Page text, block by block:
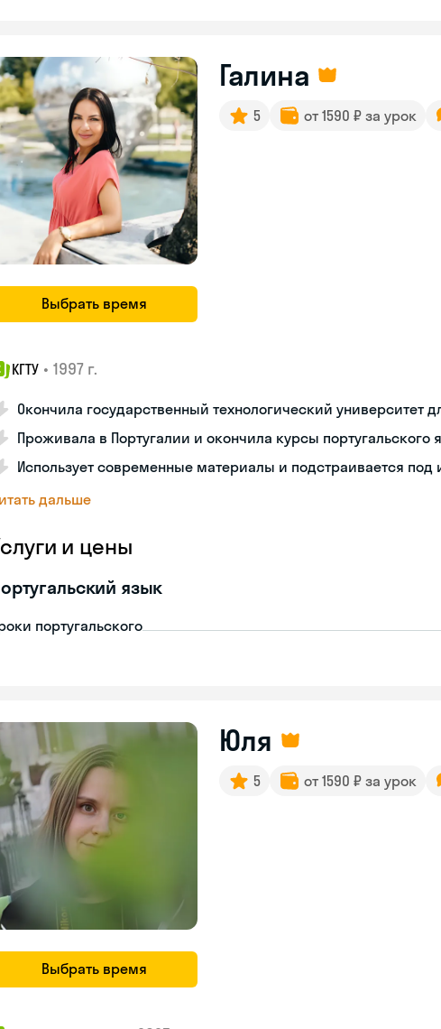
Выбрать время
Галина
5 от 1590 ₽ за урок
КГТУ • 1997 г.
Окончила государственный технологический университет
Проживала в Португалии и окончила курсы португальского
Использует современные материалы и подстраивается под
дальше
и цены
язык
португальского
Выбрать время
Юля
5 от 1590 ₽ за урок